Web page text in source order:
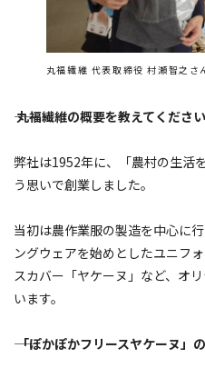
丸福繊維 代表取締役 村瀬智之さ
―― 丸福繊維の概要を教えてください
弊社は1952年に、「農村の生活
う思いで創業しました。
当初は農作業服の製造を中心に
ングウェアを始めとしたユニフ
スカバー「ヤケーヌ」など、オ
います。
―― 「ぽかぽかフリースヤケーヌ」